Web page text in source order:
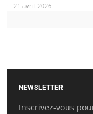
21 avril 2026
NEWSLETTER
Inscrivez-vous